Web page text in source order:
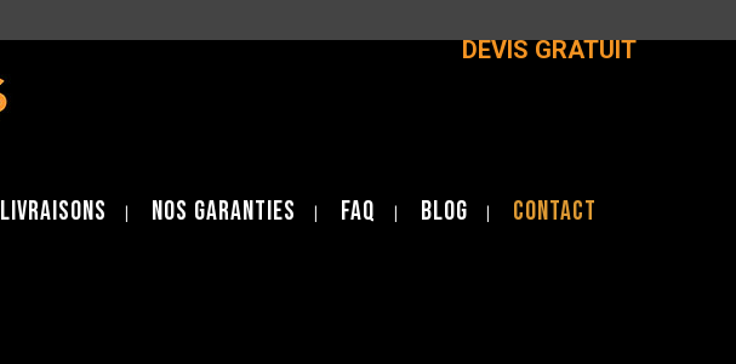
DEVIS GRATUIT
Livraisons Nos garanties FAQ BLOG Contact